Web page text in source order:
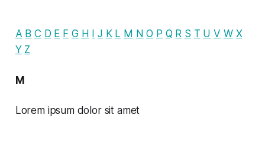
A B C D E F G H J K L M N O P Q R S T U V W X
Y Z
M
Lorem ipsum dolor sit amet